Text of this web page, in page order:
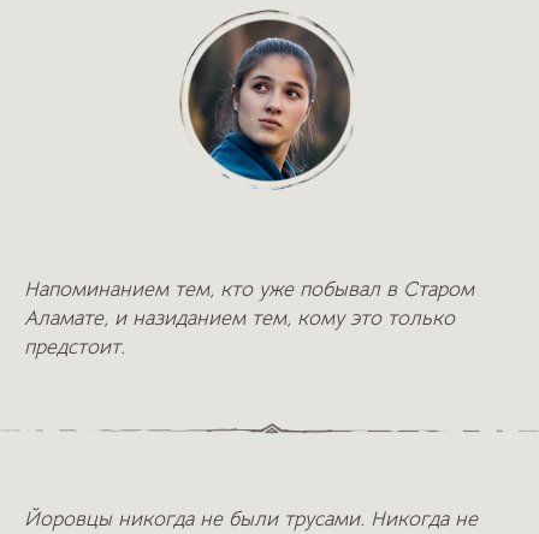
Напоминанием тем, кто уже побывал в Старом
Аламате, и назиданием тем, кому это только
предстоит.
Йоровцы никогда не были трусами. Никогда не